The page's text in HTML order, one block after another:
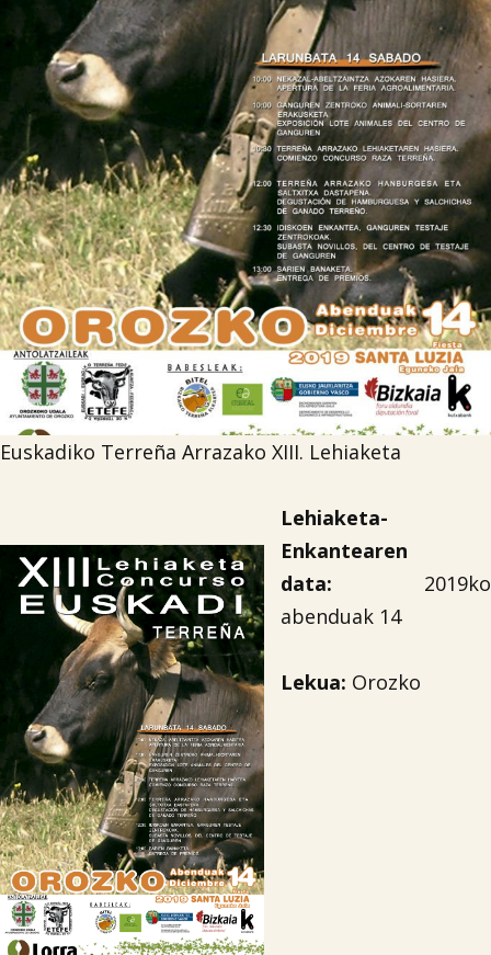
Iragarki-taula
Lursail Market
Euskadiko Terreña Arrazako XIII. Lehiaketa
Lehiaketa-
Enkantearen
data: 2019ko
abenduak 14
Lekua: Orozko